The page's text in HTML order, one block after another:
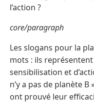
l’action ?
core/paragraph
Les slogans pour la
mots : ils
sensibilisation et
n’y a pas de planète
ont prouvé leur